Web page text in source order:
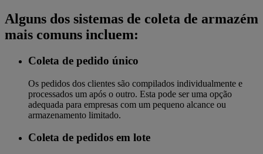
Alguns dos sistemas de coleta de armazém
mais comuns incluem:
Coleta de pedido único
Os pedidos dos clientes são compilados individualmente e
processados ​​um após o outro. Esta pode ser uma opção
adequada para empresas com um pequeno alcance ou
armazenamento limitado.
Coleta de pedidos em lote